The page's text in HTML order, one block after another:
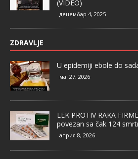
(VIDEO)
децембар 4, 2025
ZDRAVLJE
U epidemiji ebole do
мај 27, 2026
LEK PROTIV RAKA
povezan sa čak 124
април 8, 2026